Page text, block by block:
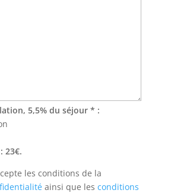
5,5% du séjour * :
23€.
les conditions de la
ainsi que les conditions